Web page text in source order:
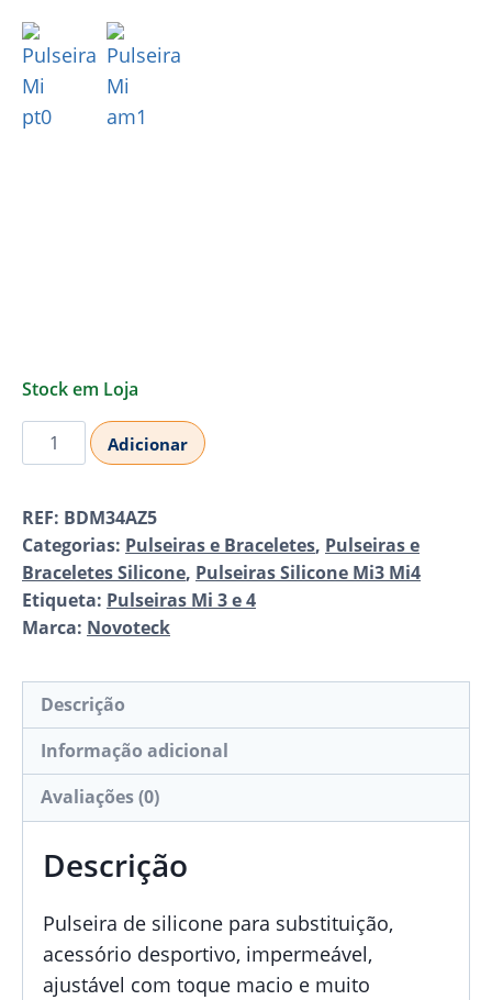
Stock em Loja
Quantidade
de
Silicone
Xiaomi
Mi
Band
AZ5
Adicionar
REF: BDM34AZ5
Categorias: Pulseiras e Braceletes, Pulseiras e
Braceletes Silicone, Pulseiras Silicone Mi3 Mi4
Etiqueta: Pulseiras Mi 3 e 4
Marca: Novoteck
Descrição
Informação adicional
Avaliações (0)
Descrição
Pulseira de silicone para substituição,
acessório desportivo, impermeável,
ajustável com toque macio e muito